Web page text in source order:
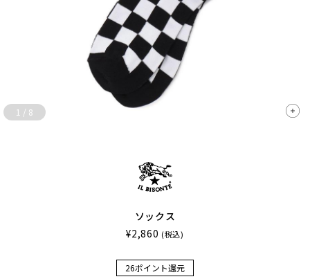
1 / 8
ソックス
¥2,860 (税込)
26ポイント還元